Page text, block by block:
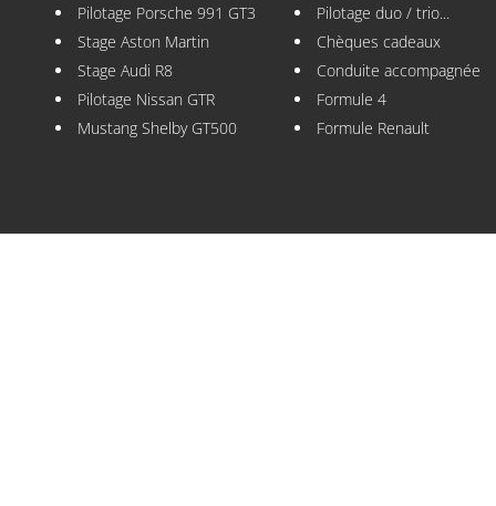
Pilotage Porsche 991 GT3
Stage Aston Martin
Stage Audi R8
Pilotage Nissan GTR
Mustang Shelby GT500
Pilotage duo / trio...
Chèques cadeaux
Conduite accompagnée
Formule 4
Formule Renault